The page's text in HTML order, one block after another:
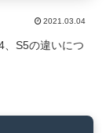
2021.03.04
、S5の違いにつ